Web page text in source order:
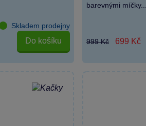
Skladem prodejny
Do košíku
barevnými míčky...
999 Kč
699 Kč